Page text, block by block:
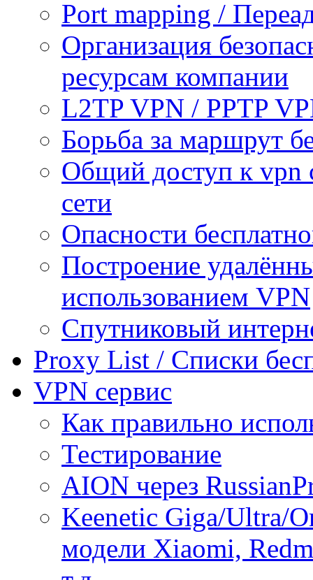
Port mapping /
Организация
ресурсам компании
L2TP VPN / PPTP
Борьба за маршрут
Общий доступ к vpn
сети
Опасности
Построение
использованием VPN
Спутниковый
Proxy List / Списки
VPN сервис
Как правильно
Тестирование
AION через
Keenetic Giga/Ultra/
модели Xiaomi,